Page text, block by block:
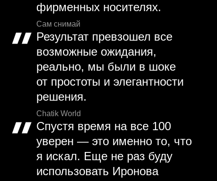
фирменных носителях.
Сам снимай
Результат превзошел все
возможные ожидания,
реально, мы были в шоке
от простоты и элегантности
решения.
Chatik World
Спустя время на все 100
уверен — это именно то, что
я искал. Еще не раз буду
использовать Иронова